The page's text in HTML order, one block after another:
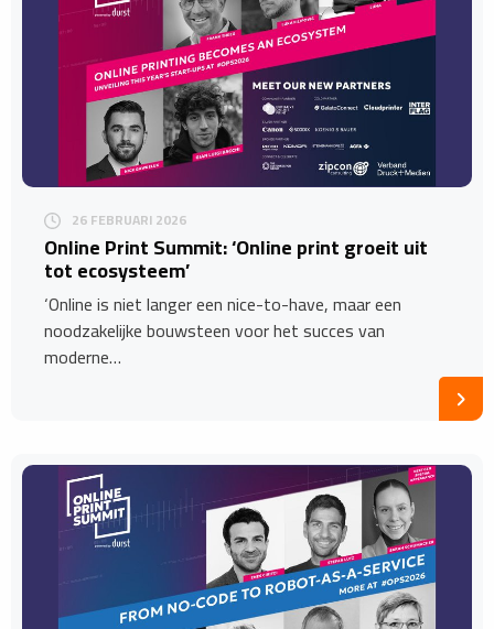
26 FEBRUARI 2026
​Online Print Summit: ‘Online print groeit uit
tot ecosysteem’
‘Online is niet langer een nice-to-have, maar een
noodzakelijke bouwsteen voor het succes van
moderne…